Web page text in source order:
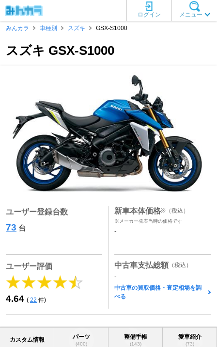
メニュー
ログイン
みんカラ
車種別 スズキ GSX-S1000
スズキ GSX-S1000
ユーザー登録台数
73 台
ユーザー評価
4.64 ( 22 件)
新車本体価格※ （税込）
※メーカー発表当時の価格です
-
中古車支払総額 （税込）
-
中古車の買取価格・査定相場を調
べる
カスタム情報 パーツ
(400)
整備手帳
(143)
愛車紹介
(73)